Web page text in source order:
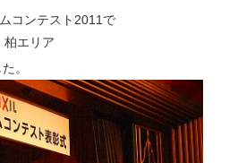
コンテスト2011で
エリア
。